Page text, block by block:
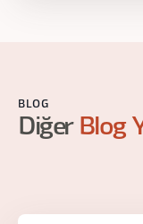
BLOG
Diğer Blog